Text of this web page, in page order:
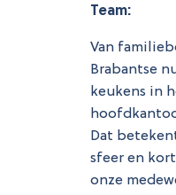
Team:
Van
Brabantse
keukens in
Dat
sfeer en
onze